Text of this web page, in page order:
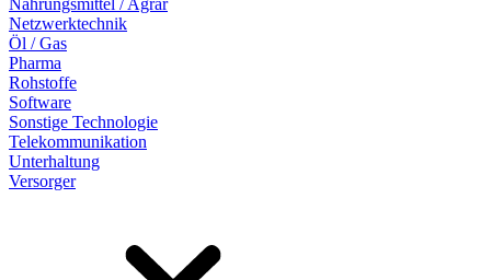
Nahrungsmittel / Agrar
Netzwerktechnik
Öl / Gas
Pharma
Rohstoffe
Software
Sonstige Technologie
Telekommunikation
Unterhaltung
Versorger